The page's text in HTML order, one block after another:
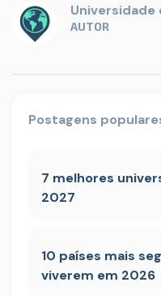
AUTOR
Postagens
7 melhores
2027
10 países mais
viverem em 2026